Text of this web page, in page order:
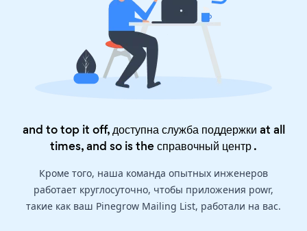
and to top it off, доступна служба поддержки at all
times, and so is theсправочный центр.
Кроме того, наша команда опытных инженеров
работает круглосуточно, чтобы приложения powr,
такие как ваш Pinegrow Mailing List, работали на вас.